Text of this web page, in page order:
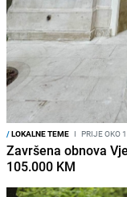
/LOKALNE TEME I PRIJE OKO
Završena obnova
105.000 KM